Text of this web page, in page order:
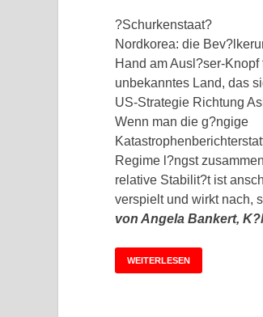
?Schurkenstaat?
Nordkorea: die
Hand am Ausl?ser-
unbekanntes Land, das
US-Strategie Richtung
Wenn man die g?ngige
Regime l?ngst
relative Stabilit?t ist
verspielt und wirkt nach,
von Angela Bankert,
WEITERLESEN